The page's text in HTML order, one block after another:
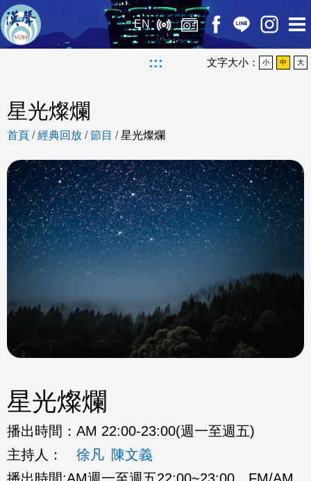
EN
::: 文字大小： 小 中 大
星光燦爛
首頁 /經典回放 /節目 /星光燦爛
星光燦爛
播出時間： AM 22:00-23:00(週一至週五)
主持人：
徐凡 陳文義